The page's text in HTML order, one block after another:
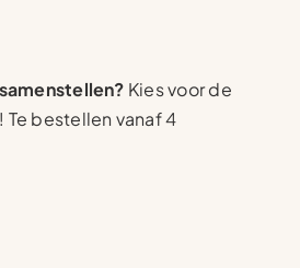
Kies voor de
bestellen vanaf 4